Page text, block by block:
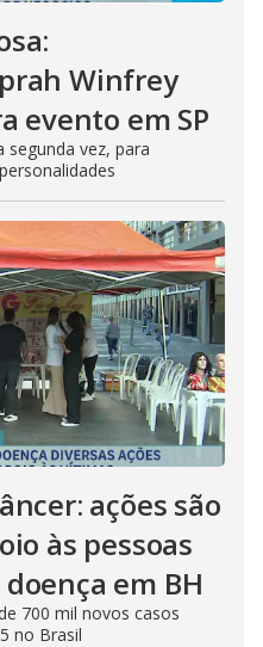
Winfrey
evento em SP
segunda vez, para
ações são
às pessoas
em BH
700 mil novos casos
no Brasil